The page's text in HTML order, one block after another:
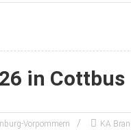
in Cottbus
Vorpommern KA